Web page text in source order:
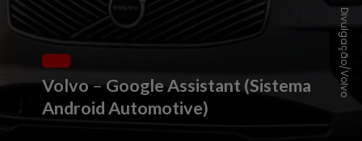
Volvo – Google Assistant (Sistema
Android Automotive)
Divulgação/Volvo